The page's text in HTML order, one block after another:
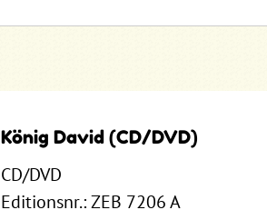
König David (CD/DVD)
CD/DVD
Editionsnr.: ZEB 7206 A